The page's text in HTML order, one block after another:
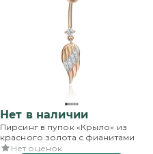
Нет в наличии
Пирсинг в пупок «Крыло» из
красного золота с фианитами
Нет оценок